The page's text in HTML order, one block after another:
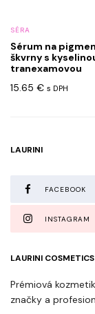
SÉRA
Sérum na
škvrny s
tranexamovou
15.65 € s DPH
LAURINI
FACEBOOK
INSTAGRAM
LAURINI COSMETICS
Prémiová
značky a